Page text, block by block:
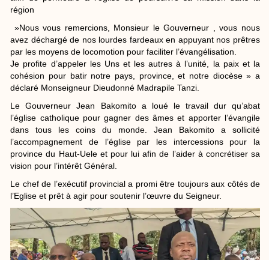
région
»Nous vous remercions, Monsieur le Gouverneur , vous nous
avez déchargé de nos lourdes fardeaux en appuyant nos prêtres
par les moyens de locomotion pour faciliter l’évangélisation.
Je profite d’appeler les Uns et les autres à l’unité, la paix et la
cohésion pour batir notre pays, province, et notre diocèse » a
déclaré Monseigneur Dieudonné Madrapile Tanzi.
Le Gouverneur Jean Bakomito a loué le travail dur qu’abat
l’église catholique pour gagner des âmes et apporter l’évangile
dans tous les coins du monde. Jean Bakomito a sollicité
l’accompagnement de l’église par les intercessions pour la
province du Haut-Uele et pour lui afin de l’aider à concrétiser sa
vision pour l’intérêt Général.
Le chef de l’exécutif provincial a promi être toujours aux côtés de
l’Eglise et prêt à agir pour soutenir l’œuvre du Seigneur.